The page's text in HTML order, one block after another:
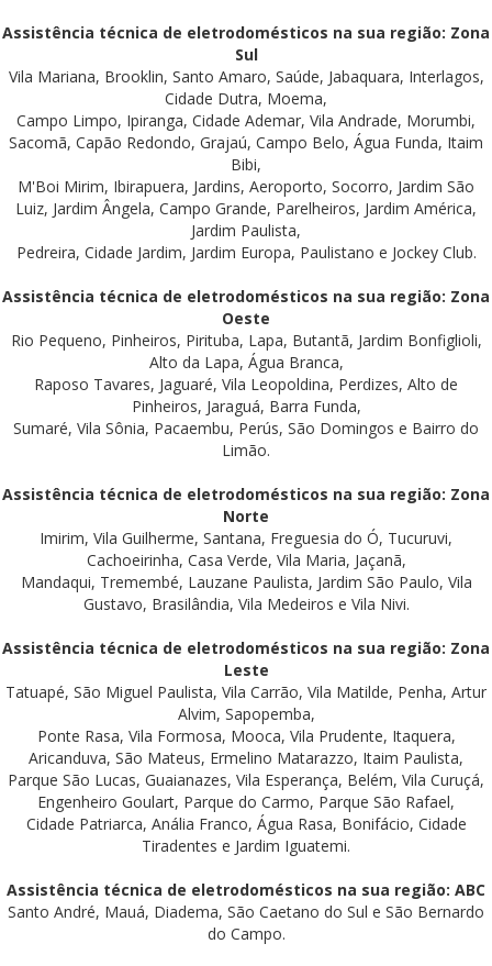
Assistência técnica de eletrodomésticos na sua região: Zona
Sul
Vila Mariana, Brooklin, Santo Amaro, Saúde, Jabaquara, Interlagos,
Cidade Dutra, Moema,
Campo Limpo, Ipiranga, Cidade Ademar, Vila Andrade, Morumbi,
Sacomã, Capão Redondo, Grajaú, Campo Belo, Água Funda, Itaim
Bibi,
M'Boi Mirim, Ibirapuera, Jardins, Aeroporto, Socorro, Jardim São
Luiz, Jardim Ângela, Campo Grande, Parelheiros, Jardim América,
Jardim Paulista,
Pedreira, Cidade Jardim, Jardim Europa, Paulistano e Jockey Club.
Assistência técnica de eletrodomésticos na sua região: Zona
Oeste
Rio Pequeno, Pinheiros, Pirituba, Lapa, Butantã, Jardim Bonfiglioli,
Alto da Lapa, Água Branca,
Raposo Tavares, Jaguaré, Vila Leopoldina, Perdizes, Alto de
Pinheiros, Jaraguá, Barra Funda,
Sumaré, Vila Sônia, Pacaembu, Perús, São Domingos e Bairro do
Limão.
Assistência técnica de eletrodomésticos na sua região: Zona
Norte
Imirim, Vila Guilherme, Santana, Freguesia do Ó, Tucuruvi,
Cachoeirinha, Casa Verde, Vila Maria, Jaçanã,
Mandaqui, Tremembé, Lauzane Paulista, Jardim São Paulo, Vila
Gustavo, Brasilândia, Vila Medeiros e Vila Nivi.
Assistência técnica de eletrodomésticos na sua região: Zona
Leste
Tatuapé, São Miguel Paulista, Vila Carrão, Vila Matilde, Penha, Artur
Alvim, Sapopemba,
Ponte Rasa, Vila Formosa, Mooca, Vila Prudente, Itaquera,
Aricanduva, São Mateus, Ermelino Matarazzo, Itaim Paulista,
Parque São Lucas, Guaianazes, Vila Esperança, Belém, Vila Curuçá,
Engenheiro Goulart, Parque do Carmo, Parque São Rafael,
Cidade Patriarca, Anália Franco, Água Rasa, Bonifácio, Cidade
Tiradentes e Jardim Iguatemi.
Assistência técnica de eletrodomésticos na sua região: ABC
Santo André, Mauá, Diadema, São Caetano do Sul e São Bernardo
do Campo.